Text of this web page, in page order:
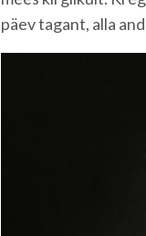
päev tagant, alla